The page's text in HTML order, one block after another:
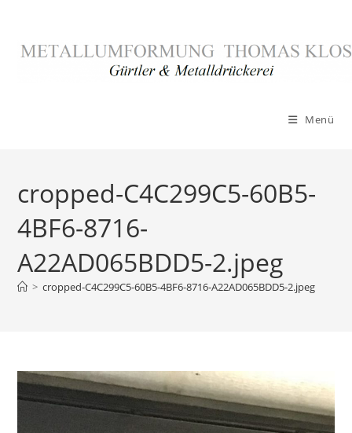
springen
Menü
cropped-C4C299C5-60B5-
4BF6-8716-
A22AD065BDD5-2.jpeg
> cropped-C4C299C5-60B5-4BF6-8716-A22AD065BDD5-2.jpeg